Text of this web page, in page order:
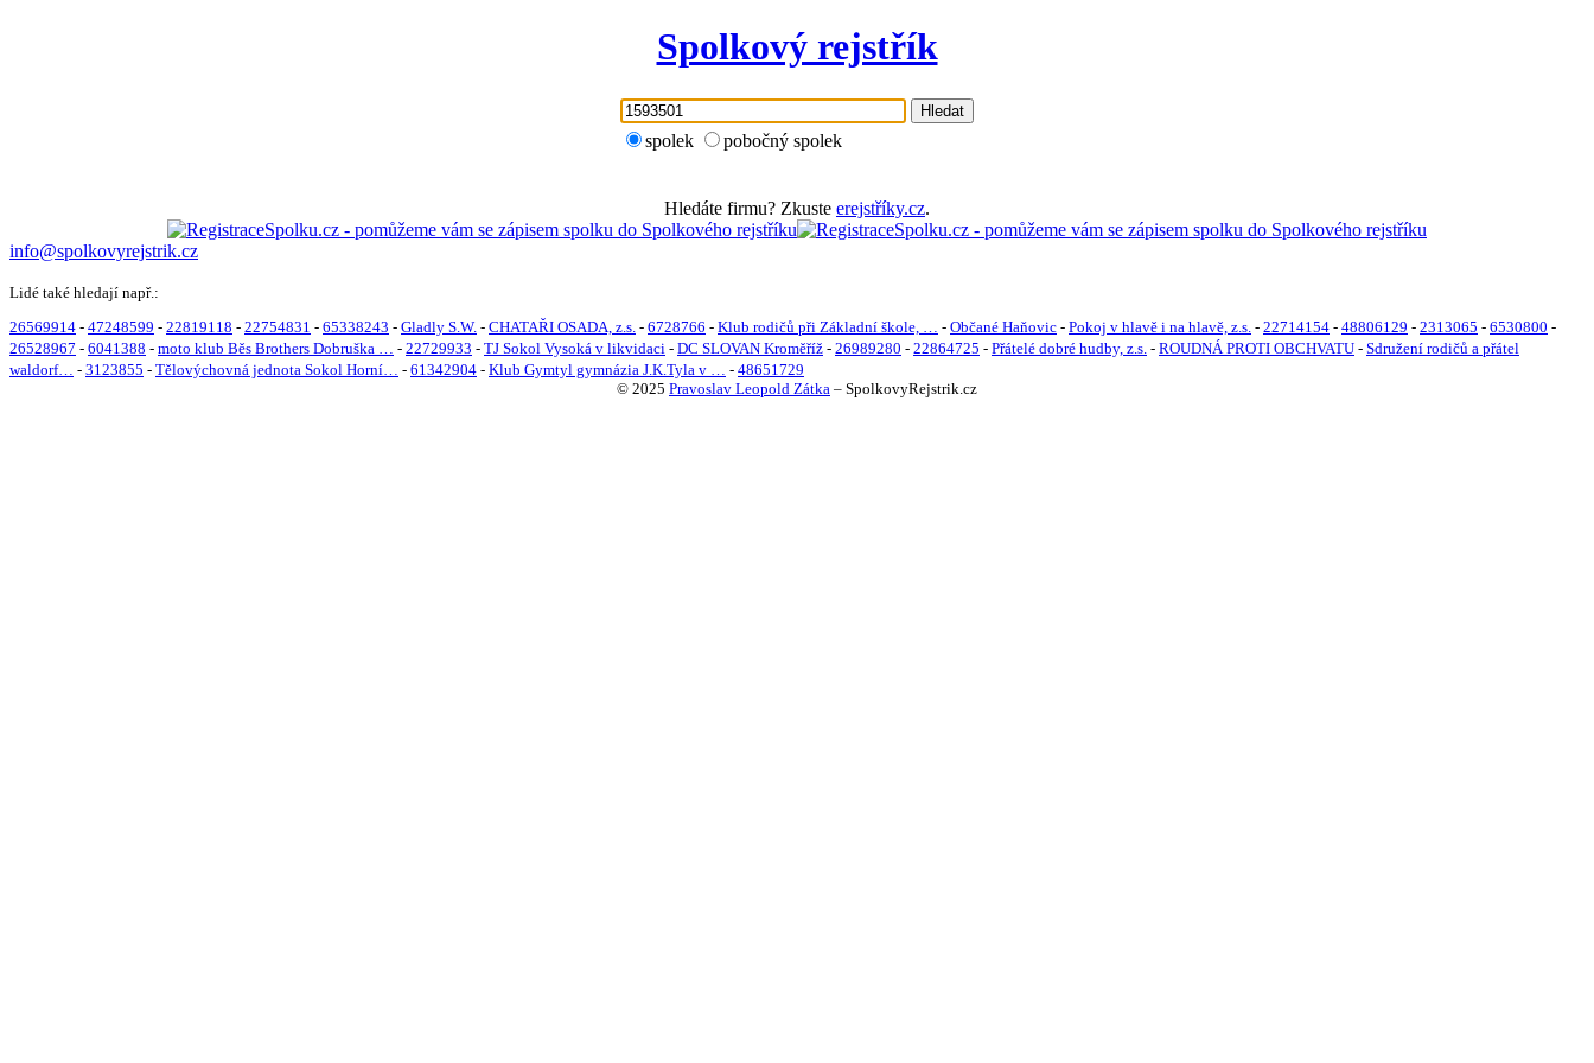
Spolkový rejstřík
Hledat
spolek pobočný spolek
Hledáte firmu? Zkuste erejstříky.cz.
info@spolkovyrejstrik.cz
Lidé také hledají např.:
26569914 - 47248599 - 22819118 - 22754831 - 65338243 - Gladly S.W. - CHATAŘI OSADA, z.s. - 6728766 - Klub rodičů při Základní škole, … - Občané Haňovic - Pokoj v hlavě i na hlavě, z.s. - 22714154 - 48806129 - 2313065 - 6530800 -
26528967 - 6041388 - moto klub Běs Brothers Dobruška … - 22729933 - TJ Sokol Vysoká v likvidaci - DC SLOVAN Kroměříž - 26989280 - 22864725 - Přátelé dobré hudby, z.s. - ROUDNÁ PROTI OBCHVATU - Sdružení rodičů a přátel
waldorf… - 3123855 - Tělovýchovná jednota Sokol Horní… - 61342904 - Klub Gymtyl gymnázia J.K.Tyla v … - 48651729
© 2025 Pravoslav Leopold Zátka – SpolkovyRejstrik.cz